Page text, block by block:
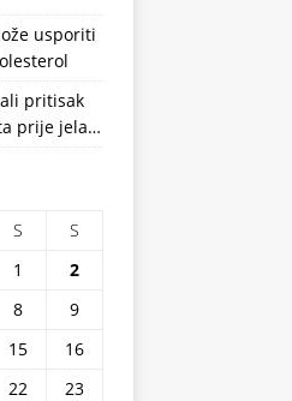
usporiti
pritisak
prije jela…
S
S
1
2
8
9
15
16
22
23